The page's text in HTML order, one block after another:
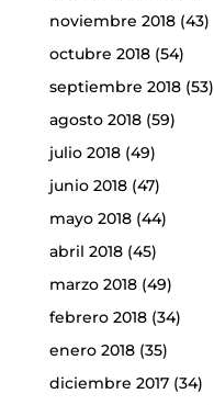
noviembre 2018(43)
octubre 2018(54)
septiembre 2018(53)
agosto 2018(59)
julio 2018(49)
junio 2018(47)
mayo 2018(44)
abril 2018(45)
marzo 2018(49)
febrero 2018(34)
enero 2018(35)
diciembre 2017(34)